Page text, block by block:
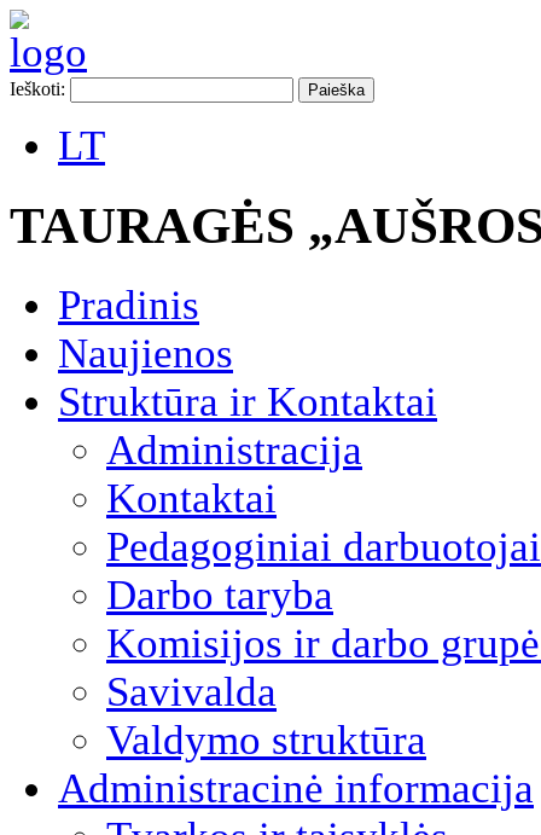
Ieškoti:
LT
TAURAGĖS
Pradinis
Naujienos
Struktūra ir Kontaktai
Administracija
Kontaktai
Pedagoginiai darbuotojai
Darbo taryba
Komisijos ir darbo
Savivalda
Valdymo struktūra
Administracinė informacija